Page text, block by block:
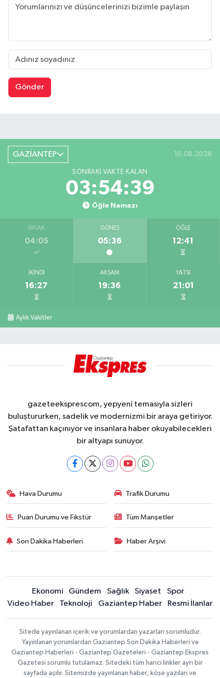
Gönder
GAZİANTEP 10.08.2026
SONRAKI VAKTE KALAN
03:54:39
Öğle Namazı
İMSAK
04:05
GÜNEŞ
05:36
ÖĞLE
12:41
İKINDI
16:27
AKŞAM
19:36
YATSI
21:01
Aylık Vakitler
gazeteeksprescom, yepyeni temasıyla sizleri
buluştururken, sadelik ve modernizmi bir araya getiriyor.
Şatafattan kaçınıyor ve insanlara haber okuyabilecekleri
bir altyapı sunuyor.
Hava Durumu Trafik Durumu
Puan Durumu ve Fikstür Tüm Manşetler
Son Dakika Haberleri Haber Arşivi
Ekonomi Gündem Sağlık Siyaset
Spor
Video Haber
Teknoloji Gaziantep Haber Resmi İlanlar
Sitede yayınlanan içerik ve yorumlardan yazarları sorumludur.
Yayınlanan yorumlardan Gaziantep Son Dakika Haberleri ve
Gaziantep Haberleri - Gaziantep Gazeteleri - Gaziantep Ekspres
Gazetesi sorumlu tutulamaz. Sitedeki tüm harici linkler ayrı bir
sayfada açılır. Sitemizde yayınlanan haber, köşe yazıları ve